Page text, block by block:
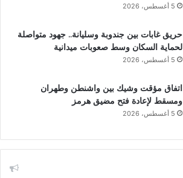
5 أغسطس، 2026
حريق غابات بين جندوبة وسليانة.. جهود متواصلة
لحماية السكان وسط صعوبات ميدانية
5 أغسطس، 2026
اتفاق مؤقت وشيك بين واشنطن وطهران
ومسقط لإعادة فتح مضيق هرمز
5 أغسطس، 2026